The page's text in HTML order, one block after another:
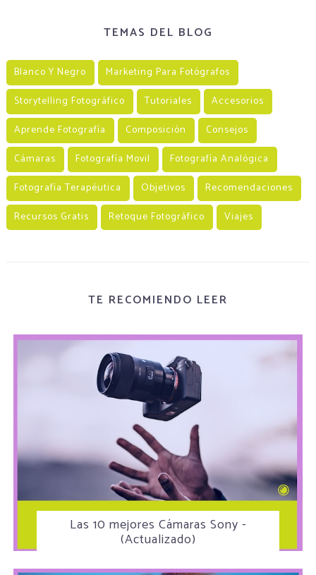
TEMAS DEL BLOG
Blanco Y Negro
Marketing Para Fotógrafos
Storytelling Fotográfico
Tutoriales
Accesorios
Aprende Fotografía
Composición
Consejos
Cámaras
Fotografía Movil
Fotografía Analógica
Fotografía Terapéutica
Objetivos
Recomendaciones
Recursos Gratis
Retoque Fotográfico Viajes
TE RECOMIENDO LEER
Las 10 mejores Cámaras Sony -
(Actualizado)